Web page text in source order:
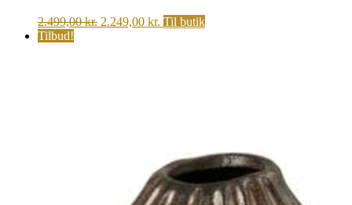
2.499,00kr. Original
2.249,00 kr. Current
Til butik
Tilbud!